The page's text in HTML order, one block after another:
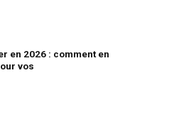
en 2026 : comment en
vos